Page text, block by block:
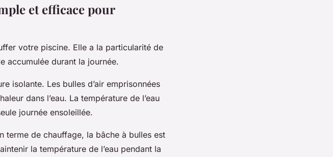
et efficace pour
votre piscine. Elle a la particularité de
accumulée durant la journée.
isolante. Les bulles d’air emprisonnées
dans l’eau. La température de l’eau
journée ensoleillée.
terme de chauffage, la bâche à bulles est
la température de l’eau pendant la